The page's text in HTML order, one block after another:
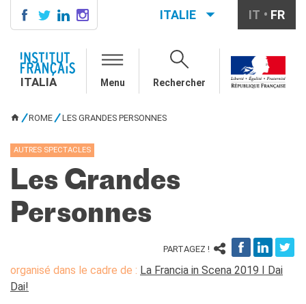
ÉCOLE & UNIVERSITÉ
Étudier en France
LE PALAIS FARNÈSE
QUI SOMMES-NOUS ?
Contacts
Offres d'emplois/stages
RECHERCHER
ITALIE IT FR
ITALIA Menu Rechercher
ROME LES GRANDES PERSONNES
AUTRES SPECTACLES
Les Grandes
Personnes
PARTAGEZ !
organisé dans le cadre de : La Francia in Scena 2019 I Dai
Dai!